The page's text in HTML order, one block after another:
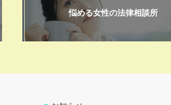
悩める女性の法律相談所